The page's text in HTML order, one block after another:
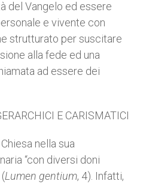
del Vangelo ed essere
e vivente con
strutturato per suscitare
alla fede ed una
ad essere dei
E CARISMATICI
nella sua
“con diversi doni
Lumen gentium, 4). Infatti,